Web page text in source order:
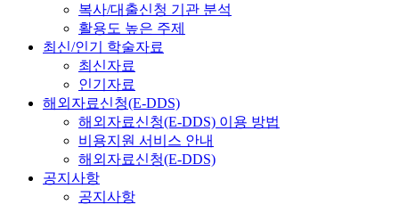
복사/대출신청 기관 분석
활용도 높은 주제
최신/인기 학술자료
최신자료
인기자료
해외자료신청(E-DDS)
해외자료신청(E-DDS) 이용 방법
비용지원 서비스 안내
해외자료신청(E-DDS)
공지사항
공지사항